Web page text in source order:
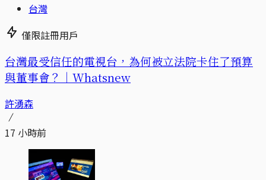
台灣
僅限註冊用戶
台灣最受信任的電視台，為何被立法院卡住了預算
與董事會？｜Whatsnew
許湧森
17 小時前